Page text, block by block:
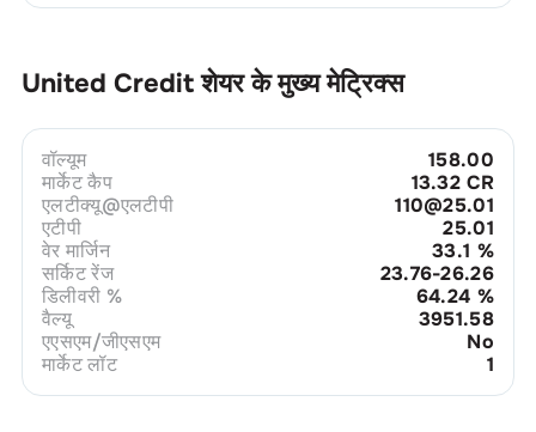
United Credit शेयर के मुख्य मेट्रिक्स
वॉल्यूम
158.00
मार्केट कैप
13.32 CR
एलटीक्यू@एलटीपी
110@25.01
एटीपी
25.01
वेर मार्जिन
33.1 %
सर्किट रेंज
23.76-26.26
डिलीवरी %
64.24 %
वैल्यू
3951.58
एएसएम/जीएसएम
No
मार्केट लॉट
1